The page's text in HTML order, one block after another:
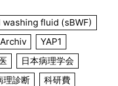
fluid (sBWF)
YAP1
日本病理学会
理診断
科研費